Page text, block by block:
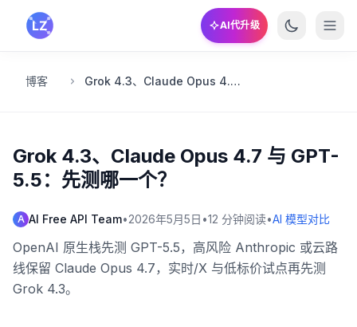
跳转到主要内容
AI代升级
博客 Grok 4.3、Claude Opus 4.7 与 GPT-5.5：先测哪一个？
Grok 4.3、Claude Opus 4.7 与 GPT-
5.5：先测哪一个？
A AI Free API Team•2026年5月5日 •12 分钟阅读•AI 模型对比
OpenAI 原生栈先测 GPT-5.5，高风险 Anthropic 或云路
线保留 Claude Opus 4.7，实时/X 与低标价试点再先测
Grok 4.3。